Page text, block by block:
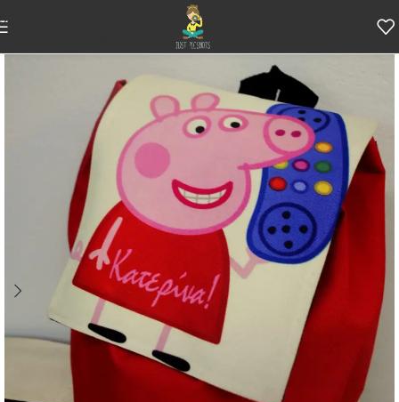
Skip to navigation
Skip to main content